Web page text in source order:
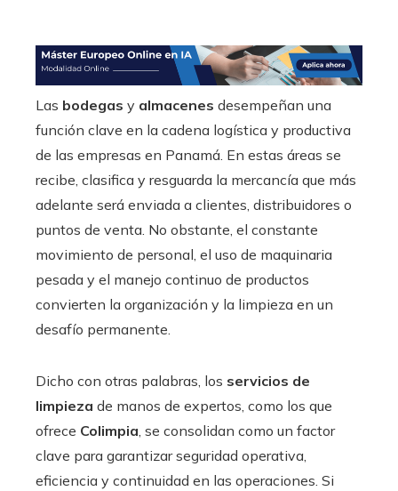
Las bodegas y almacenes desempeñan una
función clave en la cadena logística y productiva
de las empresas en Panamá. En estas áreas se
recibe, clasifica y resguarda la mercancía que más
adelante será enviada a clientes, distribuidores o
puntos de venta. No obstante, el constante
movimiento de personal, el uso de maquinaria
pesada y el manejo continuo de productos
convierten la organización y la limpieza en un
desafío permanente.
Dicho con otras palabras, los servicios de
limpieza de manos de expertos, como los que
ofrece Colimpia, se consolidan como un factor
clave para garantizar seguridad operativa,
eficiencia y continuidad en las operaciones. Si